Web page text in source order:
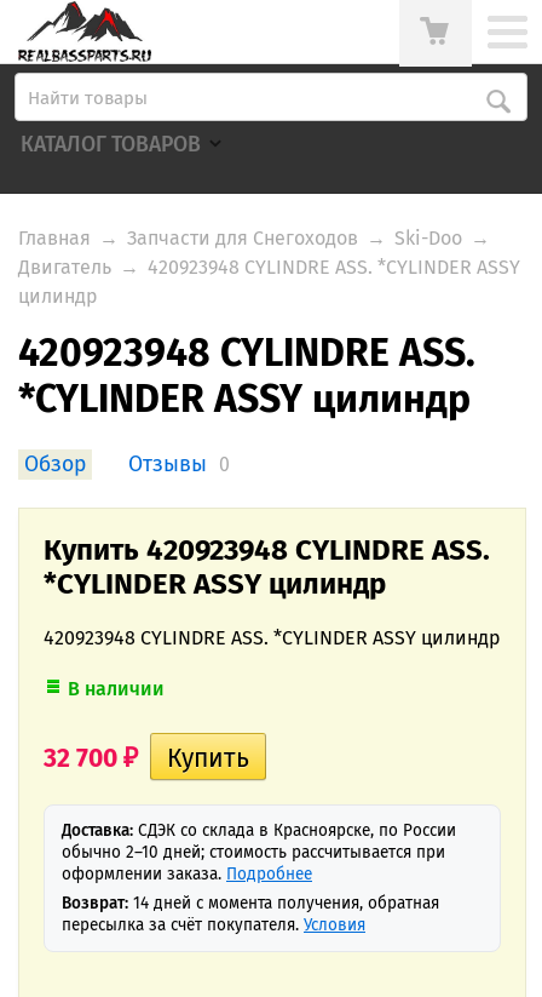
КАТАЛОГ ТОВАРОВ
Главная → Запчасти для Снегоходов → Ski-Doo →
Двигатель → 420923948 CYLINDRE ASS. *CYLINDER ASSY
цилиндр
420923948 CYLINDRE ASS.
*CYLINDER ASSY цилиндр
Обзор Отзывы 0
Купить 420923948 CYLINDRE ASS.
*CYLINDER ASSY цилиндр
420923948 CYLINDRE ASS. *CYLINDER ASSY цилиндр
В наличии
32 700 ₽
Доставка: СДЭК со склада в Красноярске, по России
обычно 2–10 дней; стоимость рассчитывается при
оформлении заказа. Подробнее
Возврат: 14 дней с момента получения, обратная
пересылка за счёт покупателя. Условия